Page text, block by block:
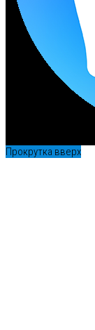
Прокрутка вверх